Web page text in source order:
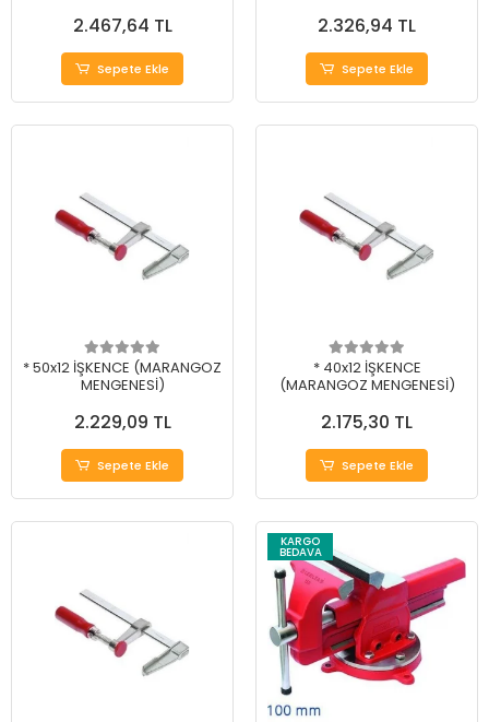
2.467,64 TL
Sepete Ekle
2.326,94 TL
Sepete Ekle
* 50x12 İŞKENCE (MARANGOZ
MENGENESİ)
2.229,09 TL
Sepete Ekle
* 40x12 İŞKENCE
(MARANGOZ MENGENESİ)
2.175,30 TL
Sepete Ekle
KARGO
BEDAVA